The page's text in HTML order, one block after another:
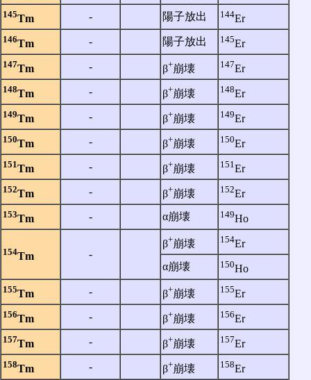
145Tm ‐ 陽子放出 144Er
146Tm ‐ 陽子放出 145Er
147Tm ‐ β+崩壊 147Er
148Tm ‐ β+崩壊 148Er
149Tm ‐ β+崩壊 149Er
150Tm ‐ β+崩壊 150Er
151Tm ‐ β+崩壊 151 Er
152Tm ‐ β+崩壊 152Er
153Tm ‐ α崩壊 149Ho
154Tm ‐
β+崩壊 154Er
α崩壊
150Ho
155Tm ‐ β+崩壊 155Er
156Tm ‐ β+崩壊 156Er
157Tm ‐ β+崩壊 157Er
158Tm ‐ β+崩壊 158Er